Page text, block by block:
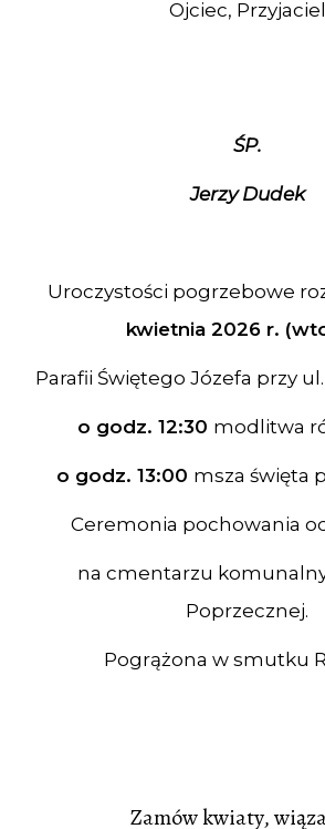
Ojciec, Przyjaciel
ŚP.
Jerzy Dudek
Uroczystości pogrzebowe
kwietnia 2026 r.
Parafii Świętego Józefa przy
o godz. 12:30 modlitwa
o godz. 13:00 msza święta
Ceremonia pochowania
na cmentarzu
Poprzecznej.
Pogrążona w smutku
Zamów kwiaty,